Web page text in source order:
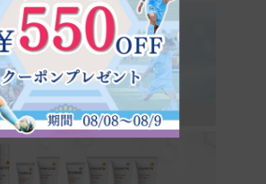
プレパレーションシリーズ